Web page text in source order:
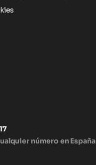
número en España